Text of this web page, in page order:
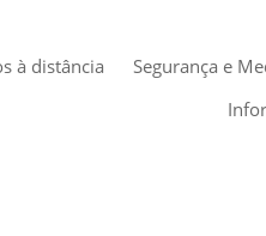
à distância Segurança e